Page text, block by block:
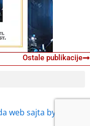
Ostale publikacije
web sajta by Petar